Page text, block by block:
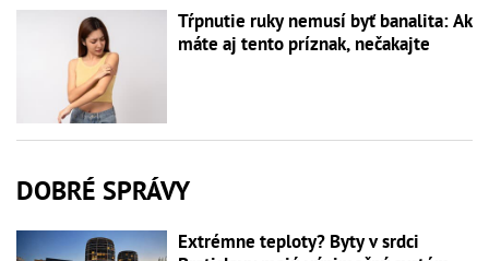
Tŕpnutie ruky nemusí byť banalita: Ak
máte aj tento príznak, nečakajte
DOBRÉ SPRÁVY
Extrémne teploty? Byty v srdci